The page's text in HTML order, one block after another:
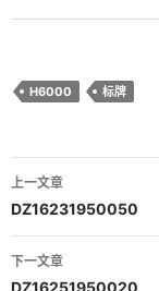
H6000 标牌
文
章
导
上一文章
DZ16231950050
下一文章
DZ16251950020